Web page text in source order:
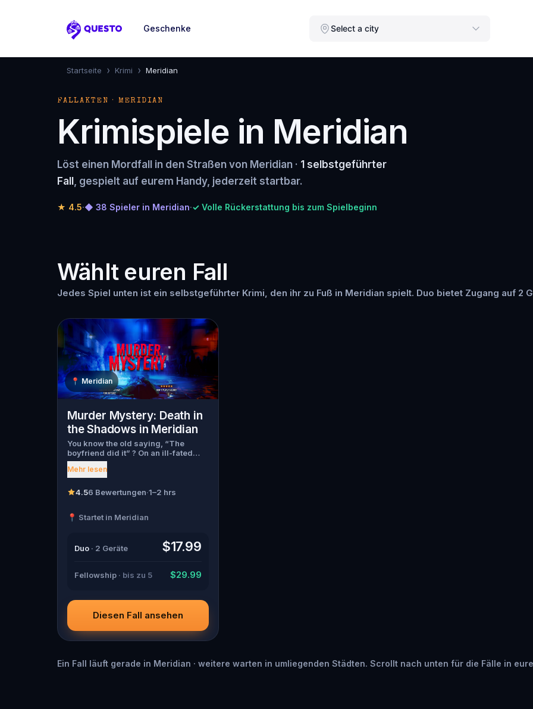
Questo
Select a city
Geschenke
Startseite › Krimi › Meridian
FALLAKTEN · MERIDIAN
Krimispiele in Meridian
Löst einen Mordfall in den Straßen von Meridian · 1 selbstgeführter
Fall , gespielt auf eurem Handy, jederzeit startbar.
★ 4.5·◆ 38 Spieler in Meridian·✓ Volle Rückerstattung bis zum Spielbeginn
Wählt euren Fall
Jedes Spiel unten ist ein selbstgeführter Krimi, den ihr zu Fuß in Meridian spielt. Duo bietet Zugang auf 2
📍 Meridian
Murder Mystery: Death in
the Shadows in Meridian
You know the old saying, “The
boyfriend did it” ? On an ill-fated
night, love goes terribly wrong for
Bella Wanderlust and Walter Bridges
found dead during a ghost tour led
truth. Was it Walter, the obsessed
guide with a flair for the dramatic?
Or is someone else hiding in the
the real murderer before they strike
crucial evidence.
Mehr lesen
4.56 Bewertungen·1–2 hrs
📍 Startet in Meridian
Duo · 2 Geräte $17.99
Fellowship · bis zu 5 $29.99
Diesen Fall ansehen
Ein Fall läuft gerade in Meridian · weitere warten in umliegenden Städten. Scrollt nach unten für die Fälle in